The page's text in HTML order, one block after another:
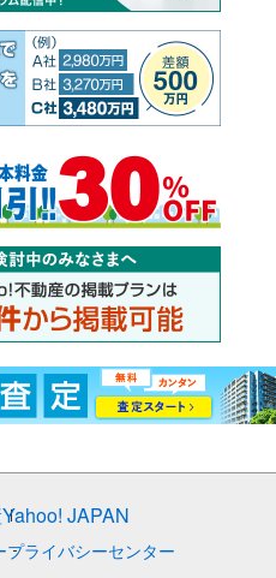
Yahoo! JAPAN
プライバシーセンター